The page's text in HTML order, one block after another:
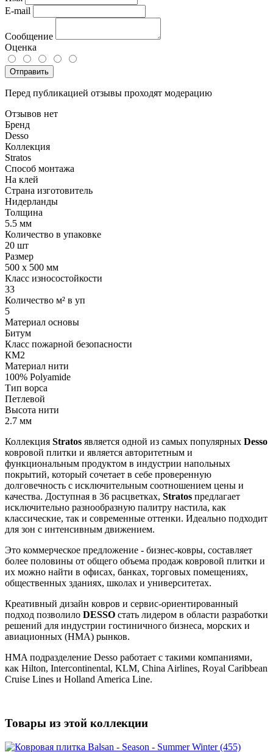
E-mail
Сообщение
Оценка
Отправить
Перед публикацией отзывы проходят модерацию
Отзывов нет
Бренд
Desso
Коллекция
Stratos
Способ монтажа
На клей
Страна изготовитель
Нидерланды
Толщина
5.5 мм
Количество в упаковке
20 шт
Размер
500 x 500 мм
Класс износостойкости
33
Количество м² в уп
5
Материал основы
Битум
Класс пожарной безопасности
КМ2
Материал нити
100% Polyamide
Тип ворса
Петлевой
Высота нити
2.7 мм
Коллекция Stratos является одной из самых популярных Desso
ковровой плитки и является авторитетным и
функциональным продуктом в индустрии напольных
покрытий, который сочетает в себе проверенную
долговечность с исключительным соотношением цены и
качества. Доступная в 36 расцветках, Stratos предлагает
исключительно разнообразную палитру настила, как
классические, так и современные оттенки. Идеально подходит
для зон с интенсивным движением.
Это коммерческое предложение - бизнес-ковры, составляет
более половины от общего объема продаж ковровой плитки и
их можно найти в офисах, банках, торговых помещениях,
общественных зданиях, школах и университетах.
Креативный дизайн ковров и сервис-ориентированный
подход позволило DESSO стать лидером в области разработки
решений для индустрии гостиничного бизнеса, морских и
авиационных (НМА) рынков.
HMA подразделение Desso работает с такими компаниями,
как Hilton, Intercontinental, KLM, China Airlines, Royal Caribbean
Cruise Lines и Holland America Line.
Товары из этой коллекции